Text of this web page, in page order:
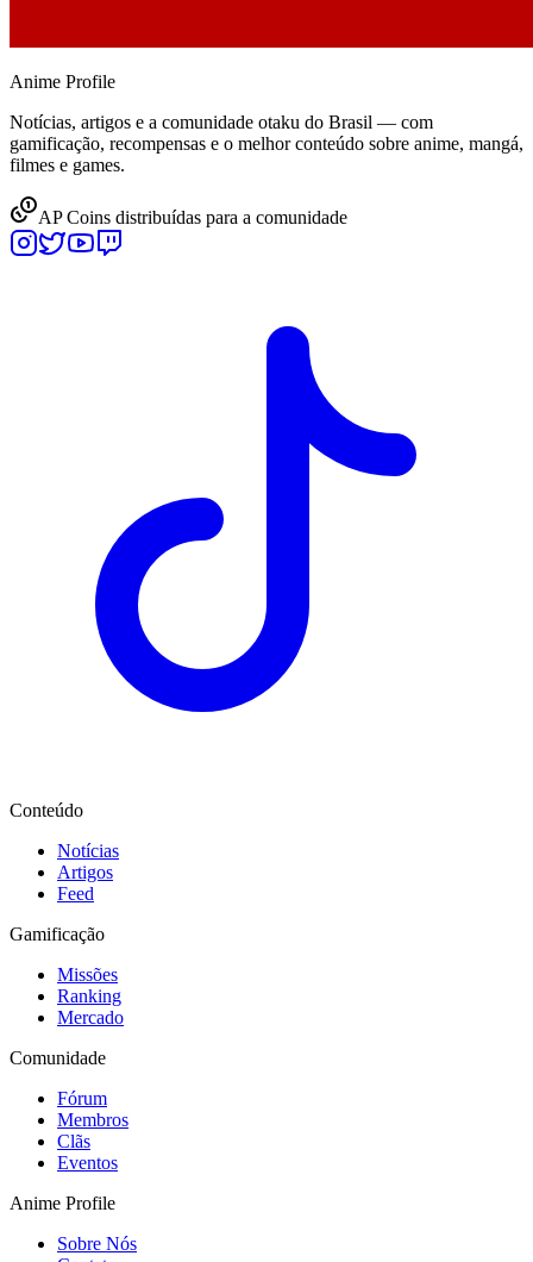
Anime Profile
Notícias, artigos e a comunidade otaku do Brasil — com
gamificação, recompensas e o melhor conteúdo sobre anime, mangá,
filmes e games.
AP Coins distribuídas para a comunidade
Conteúdo
Notícias
Artigos
Feed
Gamificação
Missões
Ranking
Mercado
Comunidade
Fórum
Membros
Clãs
Eventos
Anime Profile
Sobre Nós